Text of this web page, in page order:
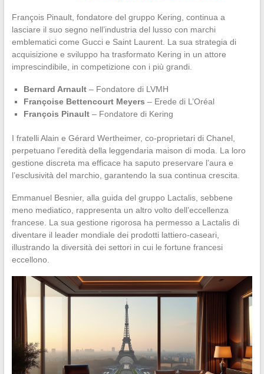
François Pinault, fondatore del gruppo Kering, continua a
lasciare il suo segno nell’industria del lusso con marchi
emblematici come Gucci e Saint Laurent. La sua strategia di
acquisizione e sviluppo ha trasformato Kering in un attore
imprescindibile, in competizione con i più grandi.
Bernard Arnault– Fondatore di LVMH
Françoise Bettencourt Meyers – Erede di L’Oréal
François Pinault– Fondatore di Kering
I fratelli Alain e Gérard Wertheimer, co-proprietari di Chanel,
perpetuano l’eredità della leggendaria maison di moda. La loro
gestione discreta ma efficace ha saputo preservare l’aura e
l’esclusività del marchio, garantendo la sua continua crescita.
Emmanuel Besnier, alla guida del gruppo Lactalis, sebbene
meno mediatico, rappresenta un altro volto dell’eccellenza
francese. La sua gestione rigorosa ha permesso a Lactalis di
diventare il leader mondiale dei prodotti lattiero-caseari,
illustrando la diversità dei settori in cui le fortune francesi
eccellono.